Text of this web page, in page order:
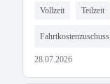
Vollzeit Teilzeit
Fahrtkostenzuschuss
28.07.2026